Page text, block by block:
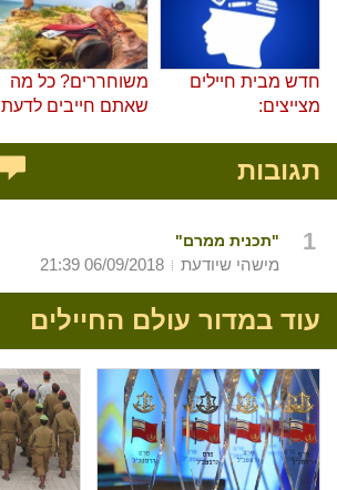
חדש מבית חיילים
מצייצים:
משוחררים? כל מה
שאתם חייבים לדעת
תגובות
1 "תכנית ממרם"
מישהי שיודעת
עוד במדור עולם החיילים